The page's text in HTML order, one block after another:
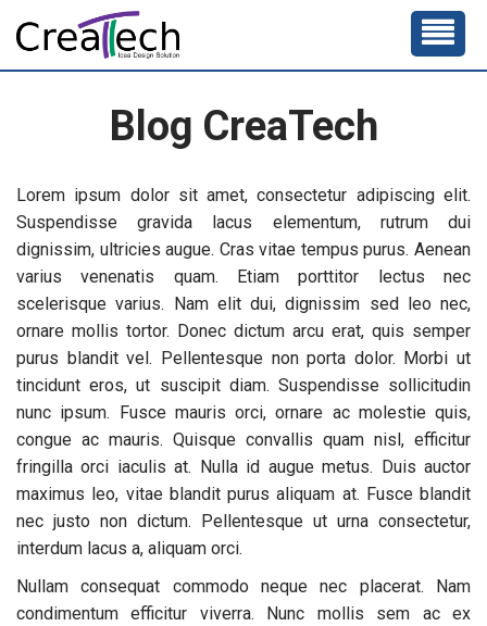
Blog CreaTech
Lorem ipsum dolor sit amet, consectetur adipiscing elit.
Suspendisse gravida lacus elementum, rutrum dui
dignissim, ultricies augue. Cras vitae tempus purus. Aenean
varius venenatis quam. Etiam porttitor lectus nec
scelerisque varius. Nam elit dui, dignissim sed leo nec,
ornare mollis tortor. Donec dictum arcu erat, quis semper
purus blandit vel. Pellentesque non porta dolor. Morbi ut
tincidunt eros, ut suscipit diam. Suspendisse sollicitudin
nunc ipsum. Fusce mauris orci, ornare ac molestie quis,
congue ac mauris. Quisque convallis quam nisl, efficitur
fringilla orci iaculis at. Nulla id augue metus. Duis auctor
maximus leo, vitae blandit purus aliquam at. Fusce blandit
nec justo non dictum. Pellentesque ut urna consectetur,
interdum lacus a, aliquam orci.
Nullam consequat commodo neque nec placerat. Nam
condimentum efficitur viverra. Nunc mollis sem ac ex